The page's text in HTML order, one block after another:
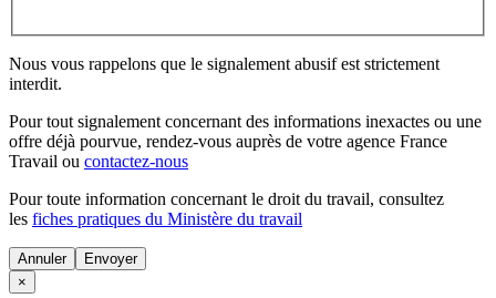
Nous vous rappelons que le signalement abusif est strictement
interdit.
Pour tout signalement concernant des informations inexactes ou une
offre déjà pourvue, rendez-vous auprès de votre agence France
Travail ou contactez-nous
Pour toute information concernant le droit du travail, consultez
les fiches pratiques du Ministère du travail
Annuler
×